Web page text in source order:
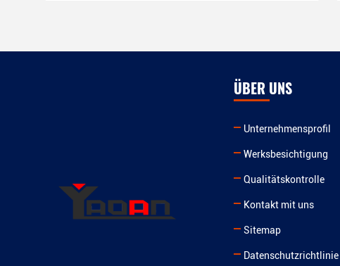
ÜBER UNS
Unternehmensprofil
Werksbesichtigung
Qualitätskontrolle
Kontakt mit uns
Sitemap
Datenschutzrichtlinie